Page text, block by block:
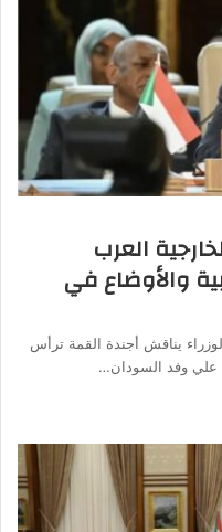
العرب
والأوضاع في
يناقش أجندة القمة ترأس
علي وفد السودان…